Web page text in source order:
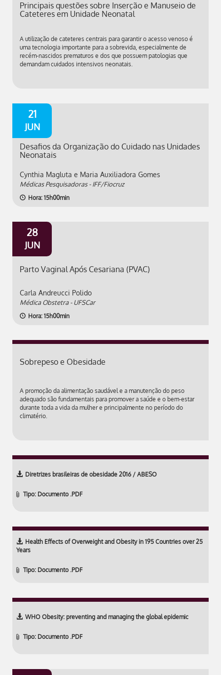
Principais questões sobre Inserção e Manuseio de
Cateteres em Unidade Neonatal
A utilização de cateteres centrais para garantir o acesso venoso é
uma tecnologia importante para a sobrevida, especialmente de
recém-nascidos prematuros e dos que possuem patologias que
demandam cuidados intensivos neonatais.
21
JUN
Desafios da Organização do Cuidado nas Unidades
Neonatais
Cynthia Magluta e Maria Auxiliadora Gomes
Médicas Pesquisadoras - IFF/Fiocruz
Hora: 15h00min
28
JUN
Parto Vaginal Após Cesariana (PVAC)
Carla Andreucci Polido
Médica Obstetra - UFSCar
Hora: 15h00min
Sobrepeso e Obesidade
A promoção da alimentação saudável e a manutenção do peso
adequado são fundamentais para promover a saúde e o bem-estar
durante toda a vida da mulher e principalmente no período do
climatério.
Diretrizes brasileiras de obesidade 2016 / ABESO
Tipo: Documento .PDF
Health Effects of Overweight and Obesity in 195 Countries over 25
Years
Tipo: Documento .PDF
WHO Obesity: preventing and managing the global epidemic
Tipo: Documento .PDF